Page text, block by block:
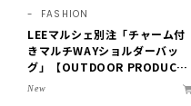
FASHION
LEEマルシェ別注「チャーム付
きマルチWAYショルダーバッ
グ」【OUTDOOR PRODUCT
S ×LEE100人隊】第3弾はリッ
New